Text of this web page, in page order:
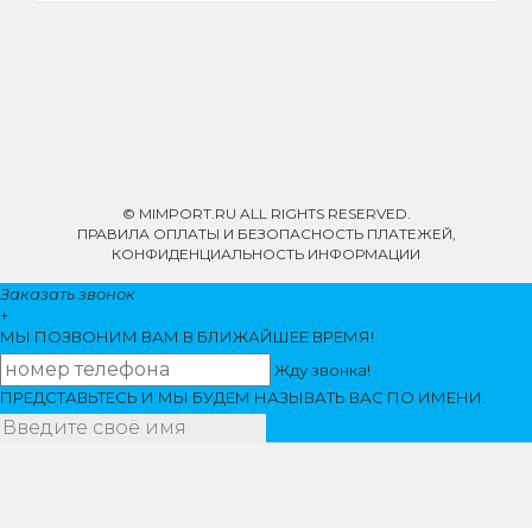
© MIMPORT.RU ALL RIGHTS RESERVED.
ПРАВИЛА ОПЛАТЫ И БЕЗОПАСНОСТЬ ПЛАТЕЖЕЙ,
КОНФИДЕНЦИАЛЬНОСТЬ ИНФОРМАЦИИ
Заказать звонок
+
МЫ ПОЗВОНИМ ВАМ В БЛИЖАЙШЕЕ ВРЕМЯ!
Жду звонка!
ПРЕДСТАВЬТЕСЬ И МЫ БУДЕМ НАЗЫВАТЬ ВАС ПО ИМЕНИ.